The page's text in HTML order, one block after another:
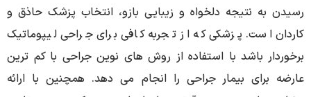
رسیدن به نتیجه دلخواه و زیبایی بازو، انتخاب پزشک حاذق و
کاردان است. پزشکی که از تجربه کافی برای جراحی لیپوماتیک
برخوردار باشد با استفاده از روش های نوین جراحی با کم ترین
عارضه برای بیمار جراحی را انجام می دهد. همچنین با ارائه